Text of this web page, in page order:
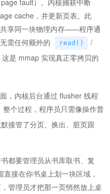
cache，并更新页表。此
享同一块物理内存——程序通
需任何额外的
read() /
是 mmap 实现真正零拷贝的
，内核后台通过 flusher 线程
整个过程，程序员只需像操作普
接管了分页、换出、脏页跟
都要管理员从书库取书、复
接在你书桌上划一块区域，
管理员才把那一页悄然放上桌